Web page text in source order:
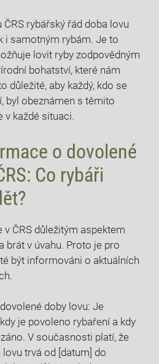
‌rybářský‍ řád doba lovu​
i samotným ⁢rybám. Je to⁢
lovit ryby ‌zodpovědným
bohatství, které nám
⁢důležité, aby ⁣každý, kdo se
byl⁣ obeznámen ⁣s těmito
v ​každé situaci.
o⁢ dovolené
Co ​rybáři
v ČRS důležitým aspektem
brát ⁤v úvahu.⁤ Proto je pro
být⁤ informováni ⁣o⁢ aktuálních⁢
doby lovu: Je
je povoleno rybaření a⁣ kdy
V současnosti platí, že
trvá od [datum] do